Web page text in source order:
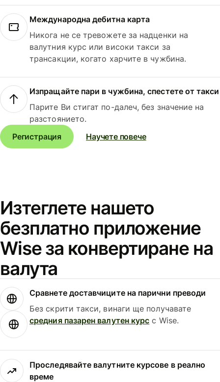
Международна дебитна карта
Никога не се тревожете за надценки на
валутния курс или високи такси за
трансакции, когато харчите в чужбина.
Изпращайте пари в чужбина, спестете от такси
Парите Ви стигат по-далеч, без значение на
разстоянието.
Регистрация
Научете повече
Изтеглете нашето
безплатно приложение
Wise за конвертиране на
валута
Сравнете доставчиците на парични преводи
Без скрити такси, винаги ще получавате
средния пазарен валутен курс с Wise.
Проследявайте валутните курсове в реално
време